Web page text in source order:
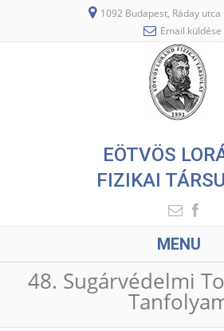
1092 Budapest, Ráday utca
Email küldése
EÖTVÖS
FIZIKAI
MENU
48. Sugárvédelmi